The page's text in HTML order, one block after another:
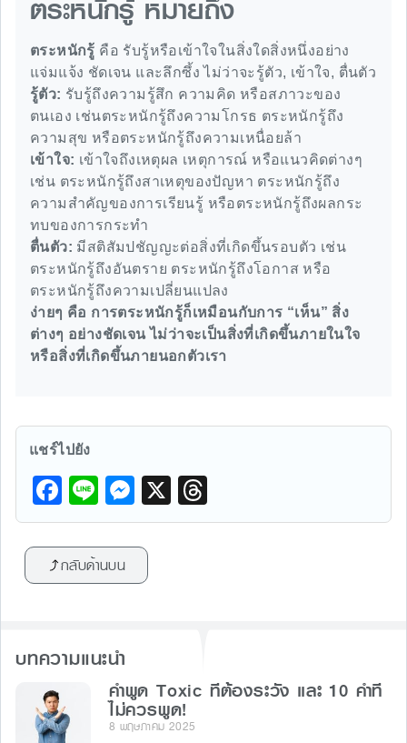
ตระหนักรู้ หมายถึง
ตระหนักรู้ คือ รับรู้หรือเข้าใจในสิ่งใดสิ่งหนึ่งอย่าง
แจ่มแจ้ง ชัดเจน และลึกซึ้ง ไม่ว่าจะรู้ตัว, เข้าใจ, ตื่นตัว
รู้ตัว: รับรู้ถึงความรู้สึก ความคิด หรือสภาวะของ
ตนเอง เช่นตระหนักรู้ถึงความโกรธ ตระหนักรู้ถึง
ความสุข หรือตระหนักรู้ถึงความเหนื่อยล้า
เข้าใจ: เข้าใจถึงเหตุผล เหตุการณ์ หรือแนวคิดต่างๆ
เช่น ตระหนักรู้ถึงสาเหตุของปัญหา ตระหนักรู้ถึง
ความสำคัญของการเรียนรู้ หรือตระหนักรู้ถึงผลกระ
ทบของการกระทำ
ตื่นตัว: มีสติสัมปชัญญะต่อสิ่งที่เกิดขึ้นรอบตัว เช่น
ตระหนักรู้ถึงอันตราย ตระหนักรู้ถึงโอกาส หรือ
ตระหนักรู้ถึงความเปลี่ยนแปลง
ง่ายๆ คือ การตระหนักรู้ก็เหมือนกับการ “เห็น” สิ่ง
ต่างๆ อย่างชัดเจน ไม่ว่าจะเป็นสิ่งที่เกิดขึ้นภายในใจ
หรือสิ่งที่เกิดขึ้นภายนอกตัวเรา
แชร์ไปยัง
F
a
c
e
o
Li
n
e
M
e
s
s
er
X
hr
กลับด้านบน
บทความแนะนำ
คำพูด Toxic ที่ต้องระวัง และ 10 คำที่
ไม่ควรพูด!
8 พฤษภาคม 2025